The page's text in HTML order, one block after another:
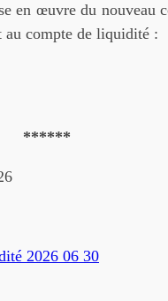
en œuvre du nouveau
au compte de liquidité :
******
2026 06 30